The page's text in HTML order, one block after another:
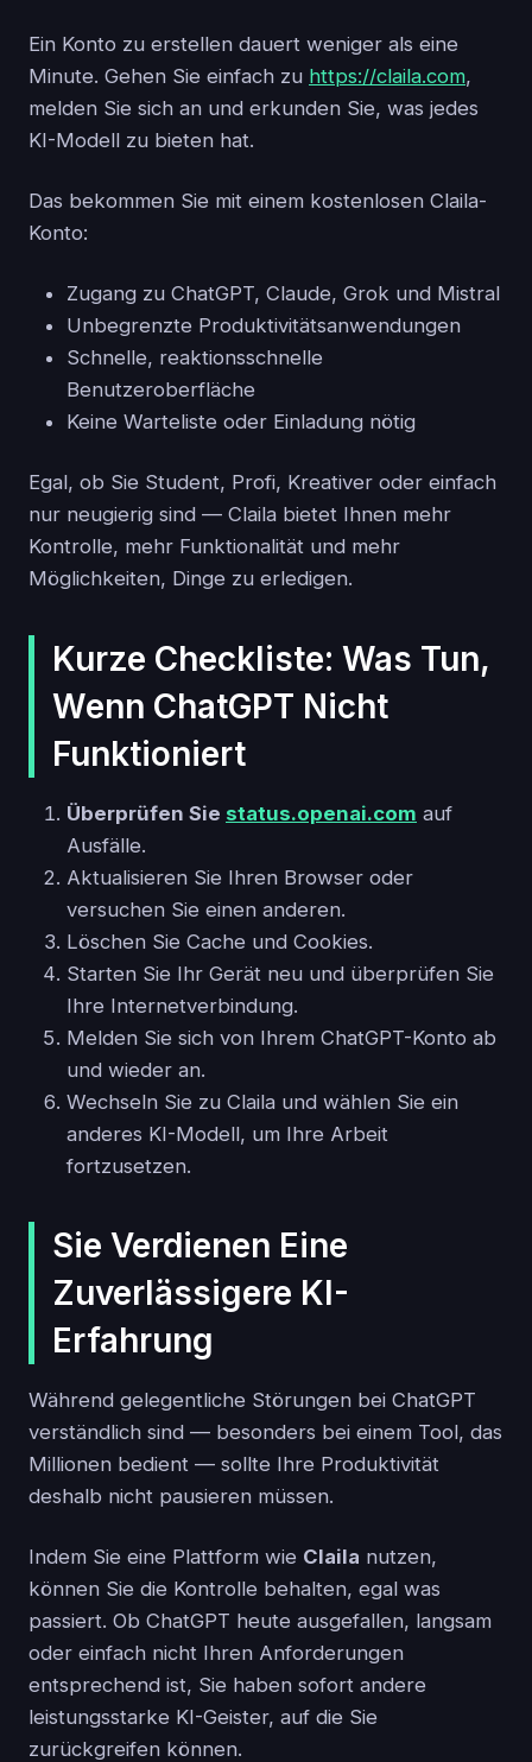
Ein Konto zu erstellen dauert weniger als eine
Minute. Gehen Sie einfach zu https://claila.com,
melden Sie sich an und erkunden Sie, was jedes
KI-Modell zu bieten hat.
Das bekommen Sie mit einem kostenlosen Claila-
Konto:
Zugang zu ChatGPT, Claude, Grok und Mistral
Unbegrenzte Produktivitätsanwendungen
Schnelle, reaktionsschnelle
Benutzeroberfläche
Keine Warteliste oder Einladung nötig
Egal, ob Sie Student, Profi, Kreativer oder einfach
nur neugierig sind — Claila bietet Ihnen mehr
Kontrolle, mehr Funktionalität und mehr
Möglichkeiten, Dinge zu erledigen.
Kurze Checkliste: Was Tun,
Wenn ChatGPT Nicht
Funktioniert
Überprüfen Sie status.openai.com auf
Ausfälle.
Aktualisieren Sie Ihren Browser oder
versuchen Sie einen anderen.
Löschen Sie Cache und Cookies.
Starten Sie Ihr Gerät neu und überprüfen Sie
Ihre Internetverbindung.
Melden Sie sich von Ihrem ChatGPT-Konto ab
und wieder an.
Wechseln Sie zu Claila und wählen Sie ein
anderes KI-Modell, um Ihre Arbeit
fortzusetzen.
Sie Verdienen Eine
Zuverlässigere KI-
Erfahrung
Während gelegentliche Störungen bei ChatGPT
verständlich sind — besonders bei einem Tool, das
Millionen bedient — sollte Ihre Produktivität
deshalb nicht pausieren müssen.
Indem Sie eine Plattform wie Claila nutzen,
können Sie die Kontrolle behalten, egal was
passiert. Ob ChatGPT heute ausgefallen, langsam
oder einfach nicht Ihren Anforderungen
entsprechend ist, Sie haben sofort andere
leistungsstarke KI-Geister, auf die Sie
zurückgreifen können.